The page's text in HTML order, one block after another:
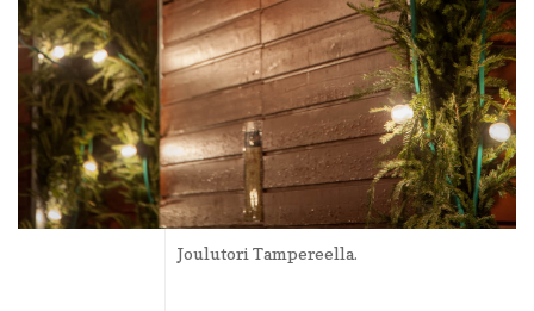
Joulutori Tampereella.